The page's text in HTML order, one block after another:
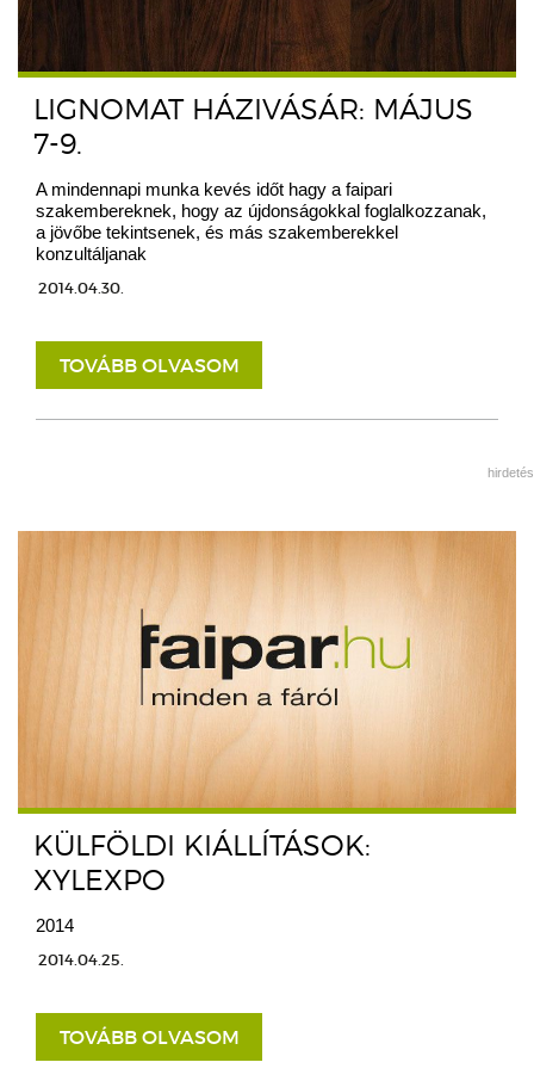
LIGNOMAT HÁZIVÁSÁR: MÁJUS
7-9.
A mindennapi munka kevés időt hagy a faipari
szakembereknek, hogy az újdonságokkal foglalkozzanak,
a jövőbe tekintsenek, és más szakemberekkel
konzultáljanak
2014.04.30.
TOVÁBB OLVASOM
hirdetés
KÜLFÖLDI KIÁLLÍTÁSOK:
XYLEXPO
2014
2014.04.25.
TOVÁBB OLVASOM